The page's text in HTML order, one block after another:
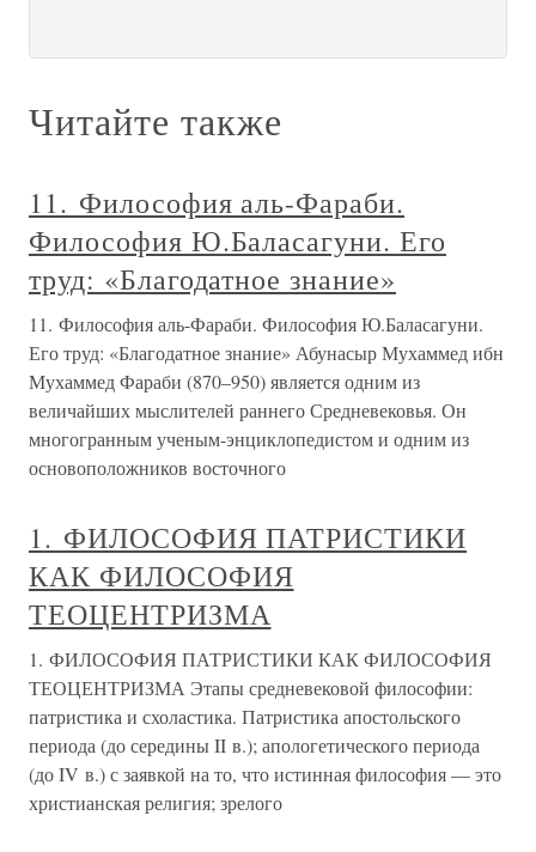
Читайте также
11. Философия аль-Фараби.
Философия Ю.Баласагуни. Его
труд: «Благодатное знание»
11. Философия аль-Фараби. Философия Ю.Баласагуни.
Его труд: «Благодатное знание» Абунасыр Мухаммед ибн
Мухаммед Фараби (870–950) является одним из
величайших мыслителей раннего Средневековья. Он
многогранным ученым-энциклопедистом и одним из
основоположников восточного
1. ФИЛОСОФИЯ ПАТРИСТИКИ
КАК ФИЛОСОФИЯ
ТЕОЦЕНТРИЗМА
1. ФИЛОСОФИЯ ПАТРИСТИКИ КАК ФИЛОСОФИЯ
ТЕОЦЕНТРИЗМА Этапы средневековой философии:
патристика и схоластика. Патристика апостольского
периода (до середины II в.); апологетического периода
(до IV в.) с заявкой на то, что истинная философия — это
христианская религия; зрелого